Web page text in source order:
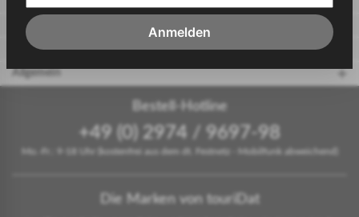
Gastgeber
touriDat Reiseblog
Allgemein
Bestell-Hotline
+49 (0) 2974 / 9697-98
Mo.-Fr.: 9-18 Uhr (kostenfrei aus dem dt. Festnetz - Mobilfunk abweichend)
Die Marken von touriDat
Anmelden